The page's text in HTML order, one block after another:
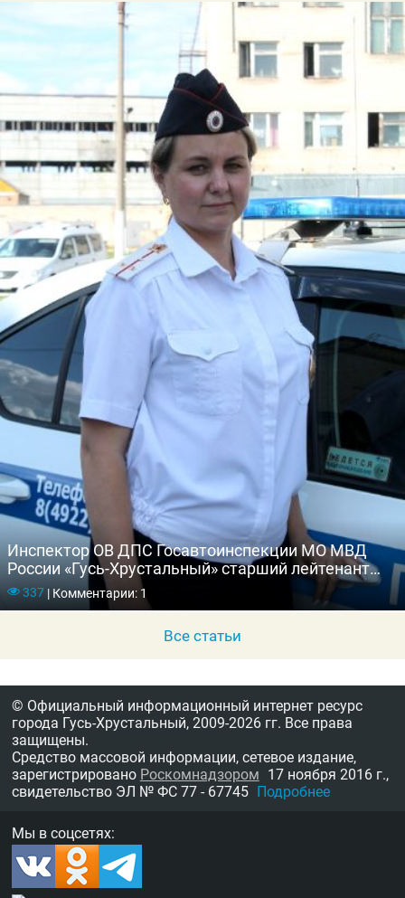
Инспектор ОВ ДПС Госавтоинспекции МО МВД
России «Гусь-Хрустальный» старший лейтенант
полиции Лилия Тихомирова
337 |Комментарии: 1
Все статьи
© Официальный информационный интернет ресурс
города Гусь-Хрустальный, 2009-2026 гг. Все права
защищены.
Средство массовой информации, сетевое издание,
зарегистрировано Роскомнадзором 17 ноября 2016 г.,
свидетельство ЭЛ № ФС 77 - 67745 Подробнее
Мы в соцсетях: